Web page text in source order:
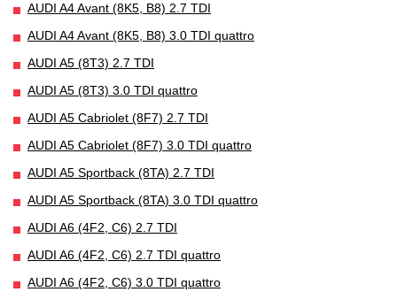
AUDI A4 Avant (8K5, B8) 2.7 TDI
AUDI A4 Avant (8K5, B8) 3.0 TDI quattro
AUDI A5 (8T3) 2.7 TDI
AUDI A5 (8T3) 3.0 TDI quattro
AUDI A5 Cabriolet (8F7) 2.7 TDI
AUDI A5 Cabriolet (8F7) 3.0 TDI quattro
AUDI A5 Sportback (8TA) 2.7 TDI
AUDI A5 Sportback (8TA) 3.0 TDI quattro
AUDI A6 (4F2, C6) 2.7 TDI
AUDI A6 (4F2, C6) 2.7 TDI quattro
AUDI A6 (4F2, C6) 3.0 TDI quattro